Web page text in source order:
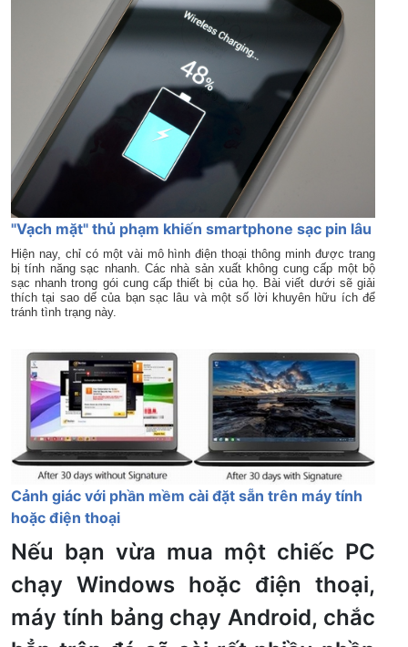
"Vạch mặt" thủ phạm khiến smartphone sạc pin lâu
Hiện nay, chỉ có một vài mô hình điện thoại thông minh được trang
bị tính năng sạc nhanh. Các nhà sản xuất không cung cấp một bộ
sạc nhanh trong gói cung cấp thiết bị của họ. Bài viết dưới sẽ giải
thích tại sao dế của bạn sạc lâu và một số lời khuyên hữu ích để
tránh tình trạng này.
Cảnh giác với phần mềm cài đặt sẵn trên máy tính
hoặc điện thoại
Nếu bạn vừa mua một chiếc PC
chạy Windows hoặc điện thoại,
máy tính bảng chạy Android, chắc